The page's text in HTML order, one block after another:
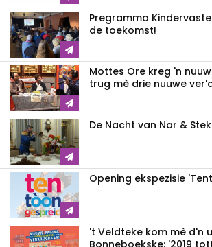
Pregramma
de toekomst!
Mottes Ore kreg 'n nuuw
trug mè drie nuuwe
De Nacht van Nar &
Opening ekspezisie
't Veldteke kom mè d'n